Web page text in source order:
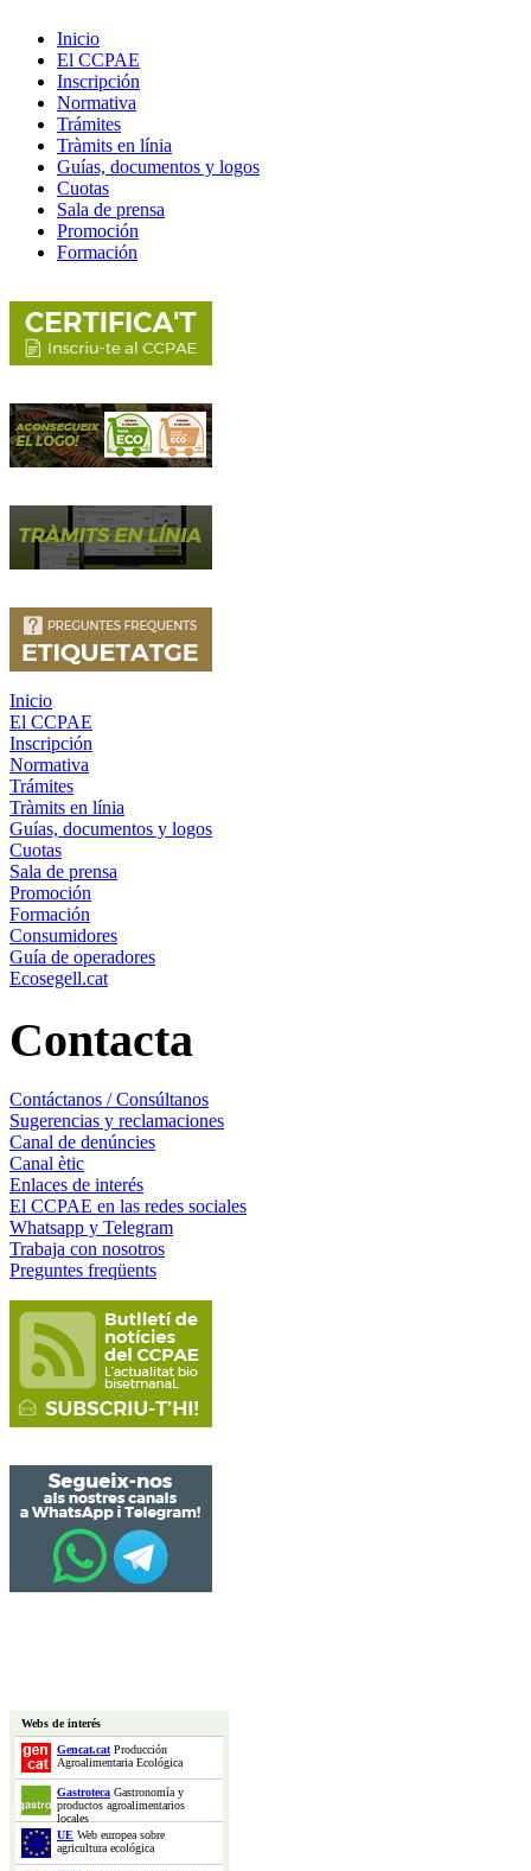
Inicio
El CCPAE
Inscripción
Normativa
Trámites
Tràmits en línia
Guías, documentos y logos
Cuotas
Sala de prensa
Promoción
Formación
Inicio
El CCPAE
Inscripción
Normativa
Trámites
Tràmits en línia
Guías, documentos y logos
Cuotas
Sala de prensa
Promoción
Formación
Consumidores
Guía de operadores
Ecosegell.cat
Contacta
Contáctanos / Consúltanos
Sugerencias y reclamaciones
Canal de denúncies
Canal ètic
Enlaces de interés
El CCPAE en las redes sociales
Whatsapp y Telegram
Trabaja con nosotros
Preguntes freqüents
Webs de interés
Gencat.catProducción
Agroalimentaria Ecológica
Gastroteca Gastronomía y
productos agroalimentarios
locales
UE Web europea sobre
agricultura ecológica